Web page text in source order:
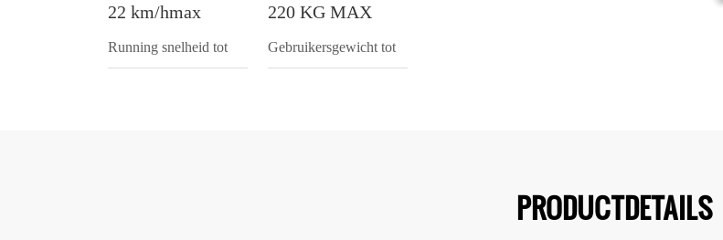
22 km/hmax
Running snelheid tot
220 KG MAX
Gebruikersgewicht tot
PRODUCTDETAILS